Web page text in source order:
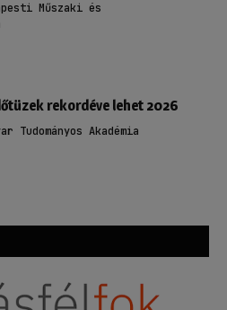
Műszaki és
rekordéve lehet 2026
Tudományos Akadémia